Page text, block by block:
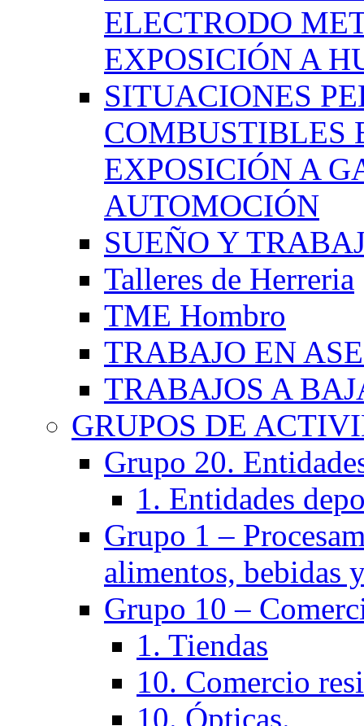
ELECTRODO
EXPOSICIÓN A
SITUACIONES
COMBUSTIBLES
EXPOSICIÓN A
AUTOMOCIÓN
SUEÑO Y
Talleres de Herreria
TME Hombro
TRABAJO EN
TRABAJOS A
GRUPOS DE
Grupo 20.
1. Entidades
Grupo 1 –
alimentos, bebidas
Grupo 10 –
1. Tiendas
10. Comercio
10. Ópticas.